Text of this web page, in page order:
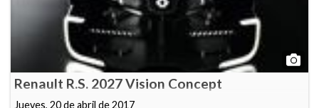
Renault R.S. 2027 Vision Concept
Jueves, 20 de abril de 2017